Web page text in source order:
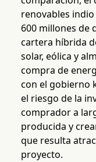
renovables
600 millones de
cartera híbrida
solar, eólica y
compra de
con el gobierno
el riesgo de la
comprador a
producida y
que resulta
proyecto.